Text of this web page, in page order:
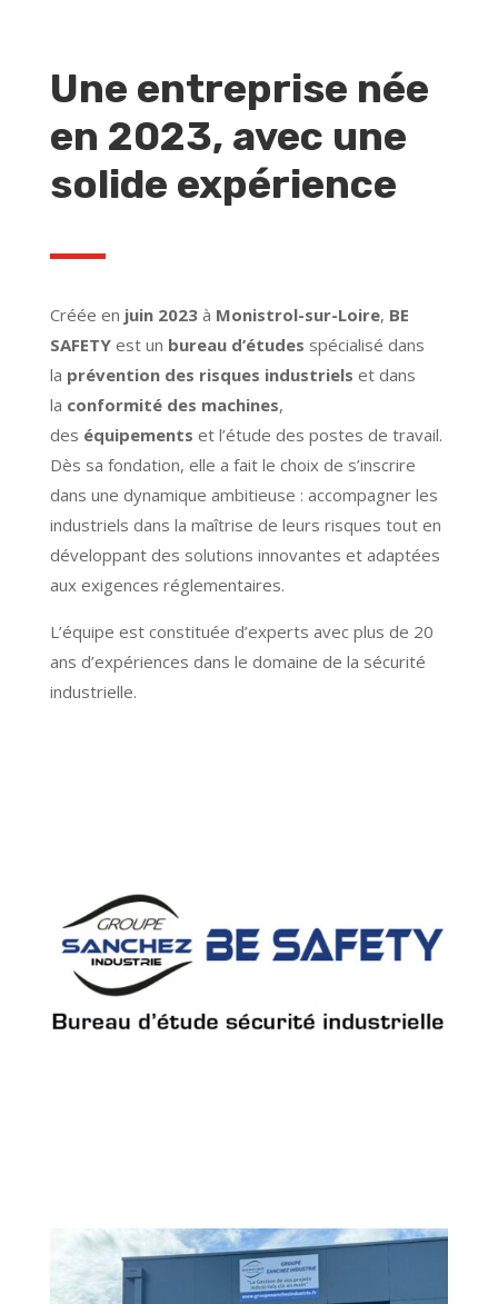
Une entreprise née
en 2023, avec une
solide expérience
Créée en juin 2023 à Monistrol-sur-Loire, BE
SAFETY est un bureau d’études spécialisé dans
la prévention des risques industriels et dans
la conformité des machines,
des équipements et l’étude des postes de travail.
Dès sa fondation, elle a fait le choix de s’inscrire
dans une dynamique ambitieuse : accompagner les
industriels dans la maîtrise de leurs risques tout en
développant des solutions innovantes et adaptées
aux exigences réglementaires.
L’équipe est constituée d’experts avec plus de 20
ans d’expériences dans le domaine de la sécurité
industrielle.